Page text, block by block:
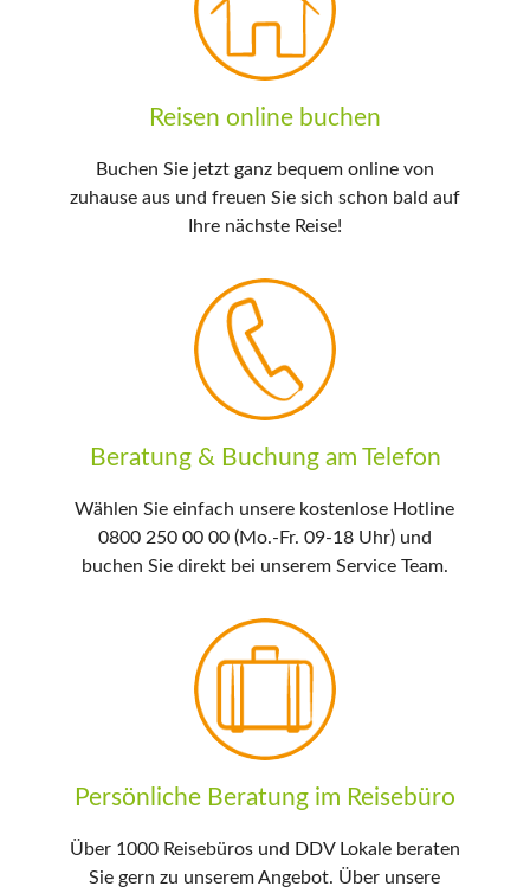
Reisen online buchen
Buchen Sie jetzt ganz bequem online von
zuhause aus und freuen Sie sich schon bald auf
Ihre nächste Reise!
Beratung & Buchung am Telefon
Wählen Sie einfach unsere kostenlose Hotline
0800 250 00 00 (Mo.-Fr. 09-18 Uhr) und
buchen Sie direkt bei unserem Service Team.
Persönliche Beratung im Reisebüro
Über 1000 Reisebüros und DDV Lokale beraten
Sie gern zu unserem Angebot. Über unsere